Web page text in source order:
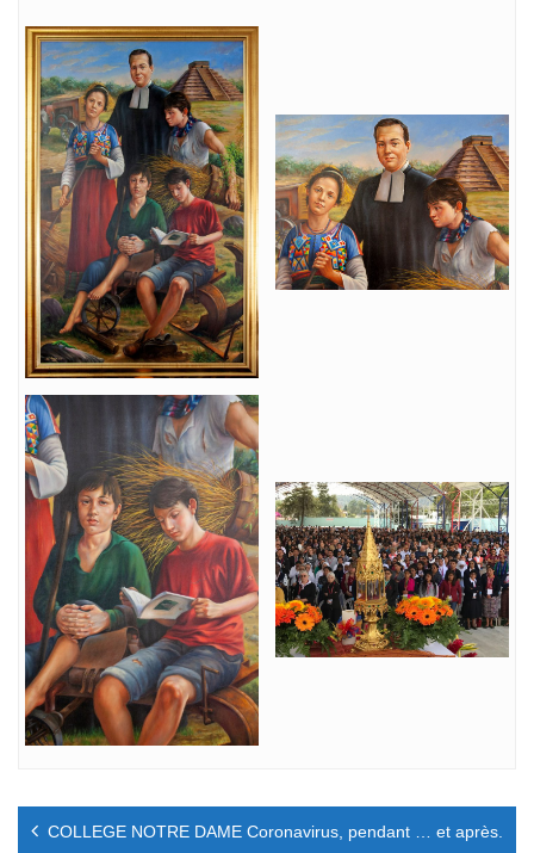
Navigation
COLLEGE NOTRE DAME Coronavirus, pendant … et après.